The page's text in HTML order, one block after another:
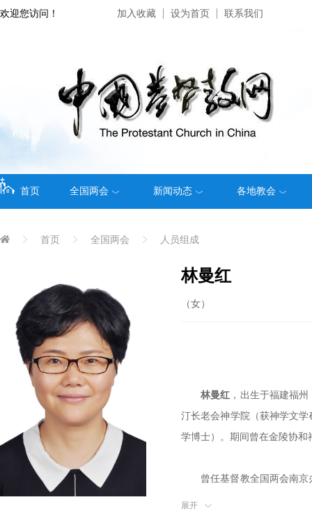
欢迎您访问！ 加入收藏 设为首页 联系我们
首页 全国两会 新闻动态 各地教会
首页 全国两会 人员组成
林曼红
（女）
林曼红 ，出生于福建福
汀长老会神学院（获神学文
学博士）。期间曾在金陵协
曾任基督教全国两会南
主任助理；金陵协和神学院
展开